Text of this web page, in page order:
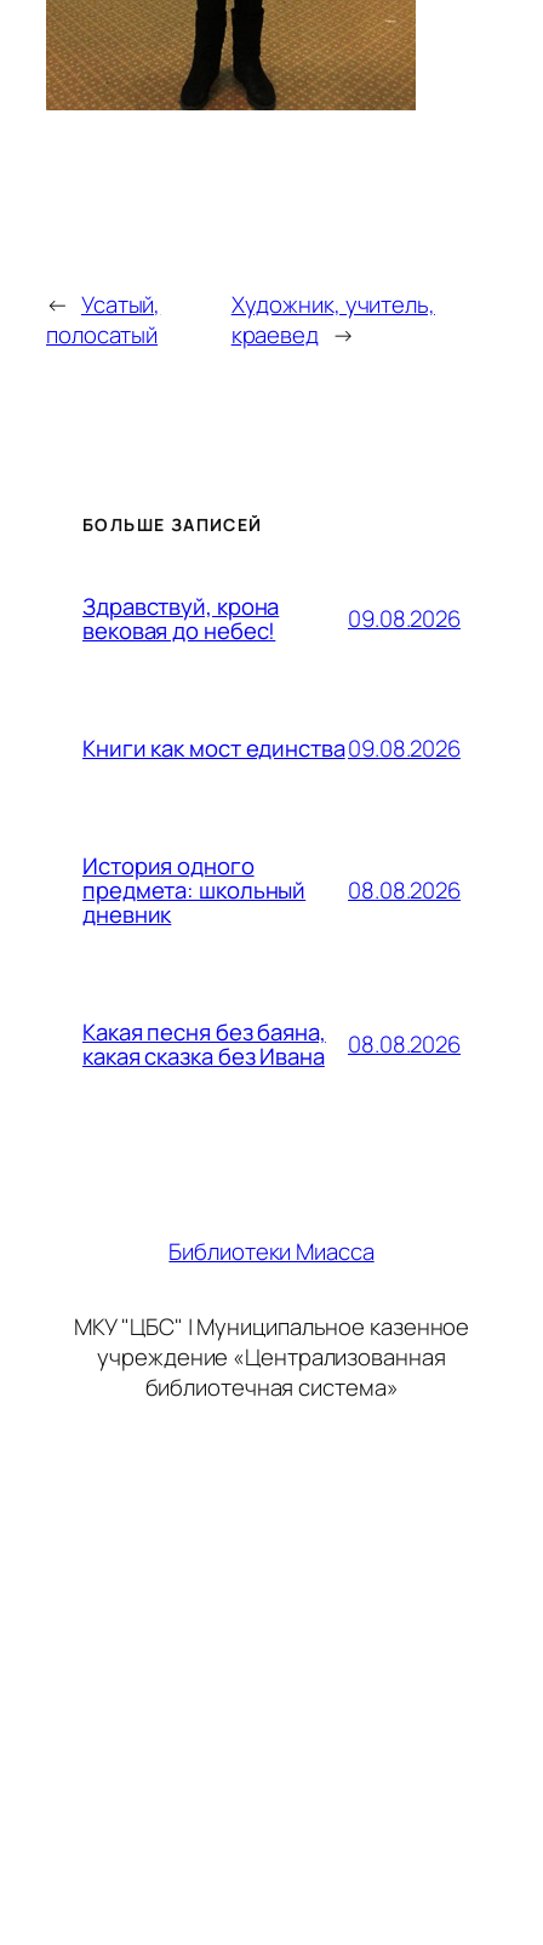
← Усатый,
полосатый
Художник, учитель,
краевед →
БОЛЬШЕ ЗАПИСЕЙ
Здравствуй, крона
вековая до небес! 09.08.2026
Книги как мост единства09.08.2026
История одного
предмета: школьный
дневник
08.08.2026
Какая песня без баяна,
какая сказка без Ивана 08.08.2026
Библиотеки Миасса
МКУ "ЦБС" | Муниципальное казенное
учреждение «Централизованная
библиотечная система»